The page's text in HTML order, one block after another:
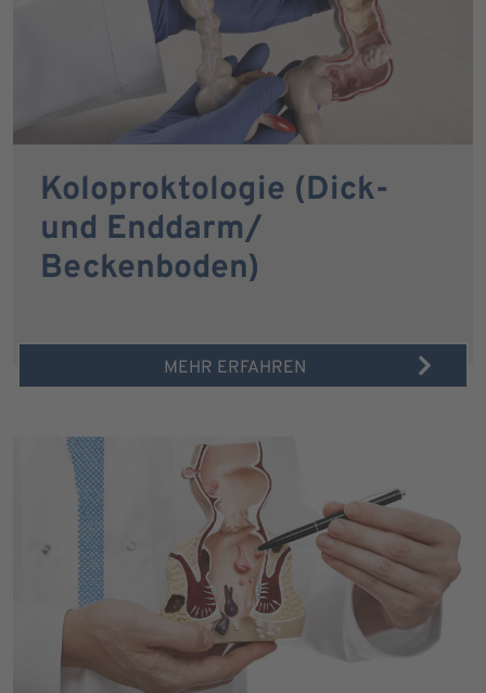
Koloproktologie (Dick-
und Enddarm/
Beckenboden)
MEHR ERFAHREN